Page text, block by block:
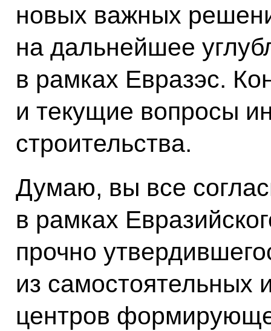
новых важных
на дальнейшее
в рамках Евразэс.
и текущие вопросы
строительства.
Думаю, вы все
в рамках
прочно
из самостоятельных
центров